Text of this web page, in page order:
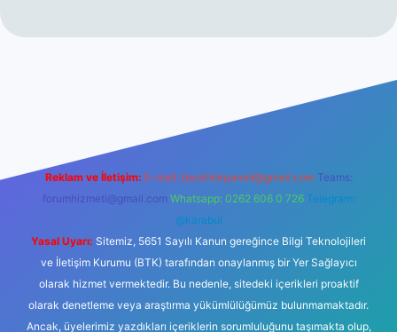
m elexbet
Reklam ve İletişim: E-mail: backlinkpaneli@gmail.com Teams:
forumhizmeti@gmail.com Whatsapp: 0262 606 0 726 Telegram:
@karabul
Yasal Uyarı: Sitemiz, 5651 Sayılı Kanun gereğince Bilgi Teknolojileri
ve İletişim Kurumu (BTK) tarafından onaylanmış bir Yer Sağlayıcı
olarak hizmet vermektedir. Bu nedenle, sitedeki içerikleri proaktif
olarak denetleme veya araştırma yükümlülüğümüz bulunmamaktadır.
Ancak, üyelerimiz yazdıkları içeriklerin sorumluluğunu taşımakta olup,